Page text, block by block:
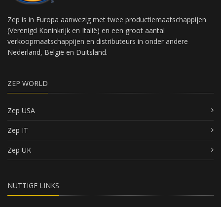
Zep is in Europa aanwezig met twee productiemaatschappijen
(Verenigd Koninkrijk en Italië) en een groot aantal
verkoopmaatschappijen en distributeurs in onder andere
Nederland, België en Duitsland.
ZEP WORLD
Zep USA
Zep IT
Zep UK
NUTTIGE LINKS